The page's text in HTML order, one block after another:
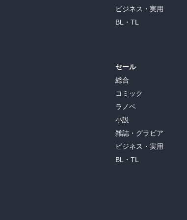
ビジネス・実用
BL・TL
セール
総合
コミック
ラノベ
小説
雑誌・グラビア
ビジネス・実用
BL・TL